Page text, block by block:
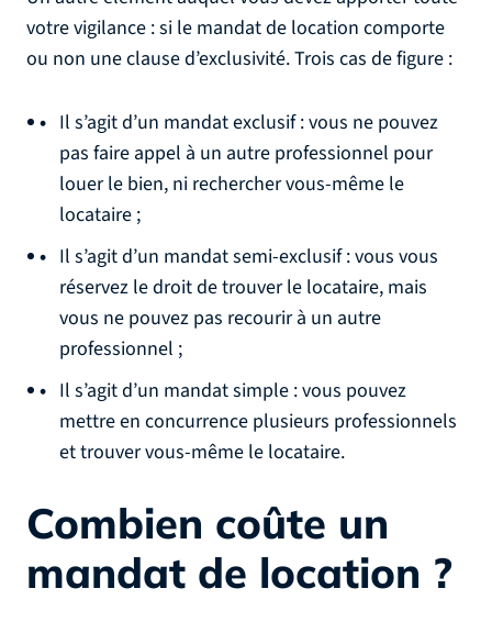
votre vigilance : si le mandat de location comporte
ou non une clause d’exclusivité. Trois cas de figure :
Il s’agit d’un mandat exclusif : vous ne pouvez
pas faire appel à un autre professionnel pour
louer le bien, ni rechercher vous-même le
locataire ;
Il s’agit d’un mandat semi-exclusif : vous vous
réservez le droit de trouver le locataire, mais
vous ne pouvez pas recourir à un autre
professionnel ;
Il s’agit d’un mandat simple : vous pouvez
mettre en concurrence plusieurs professionnels
et trouver vous-même le locataire.
Combien coûte un
mandat de location ?